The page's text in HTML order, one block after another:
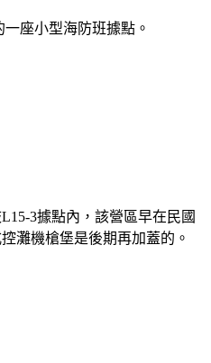
座小型海防班據點。
3據點內，該營區早在民國
灘機槍堡是後期再加蓋的。